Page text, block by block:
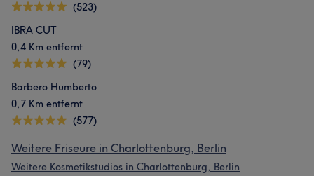
(523)
IBRA CUT
0,4 Km entfernt
(79)
Barbero Humberto
0,7 Km entfernt
(577)
Weitere Friseure in Charlottenburg, Berlin
Weitere Kosmetikstudios in Charlottenburg, Berlin